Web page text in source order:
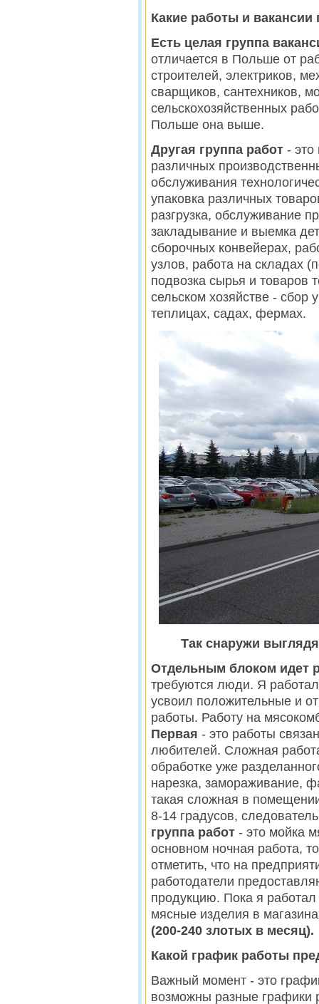
Какие работы и вакансии
Есть целая группа
отличается в Польше от
строителей, электриков,
сварщиков, сантехников,
сельскохозяйственных
Польше она выше.
Другая группа работ -
различных
обслуживания
упаковка различных
разгрузка, обслуживание
закладывание и выемка
сборочных конвейерах,
узлов, работа на складах
подвозка сырья и товаров
сельском хозяйстве -
теплицах, садах, фермах.
Так снаружи
Отдельным блоком идет
требуются люди. Я
усвоил положительные и
работы. Работу на
Первая - это работы
любителей. Сложная
обработке уже
нарезка, замораживание,
такая сложная в
8-14 градусов,
группа работ - это мойка
основном ночная работа,
отметить, что на
работодатели
продукцию. Пока я
мясные изделия в
(200-240 злотых в месяц).
Какой график работы
Важный момент - это
возможны разные графики